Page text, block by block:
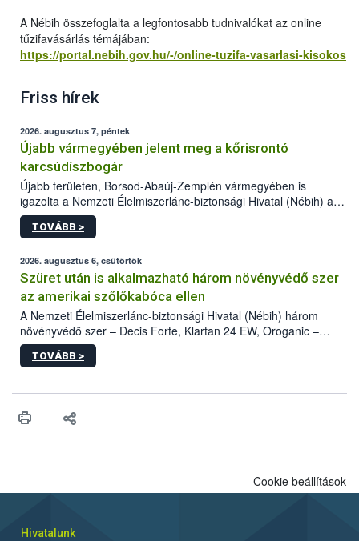
A Nébih összefoglalta a legfontosabb tudnivalókat az online
tűzifavásárlás témájában:
https://portal.nebih.gov.hu/-/online-tuzifa-vasarlasi-kisokos
Friss hírek
2026. augusztus 7, péntek
Újabb vármegyében jelent meg a kőrisrontó
karcsúdíszbogár
Újabb területen, Borsod-Abaúj-Zemplén vármegyében is
igazolta a Nemzeti Élelmiszerlánc-biztonsági Hivatal (Nébih) a
kőrisrontó karcsúdíszbogár (Agrilus planipennis) jelenlétét. A
kártevőt nem csak színcsapdában találták meg, de már fertőzött
az intenzív felderítést, emellett az intézkedéseket a szlovák
hatósággal is összehangolják a terjedés megállítása érdekében.
TOVÁBB >
2026. augusztus 6, csütörtök
Szüret után is alkalmazható három növényvédő szer
az amerikai szőlőkabóca ellen
A Nemzeti Élelmiszerlánc-biztonsági Hivatal (Nébih) három
növényvédő szer – Decis Forte, Klartan 24 EW, Oroganic –
engedélyokiratát módosította, így azok a szüretet követően,
egészen a vesszőérettség (BBCH 91) stádiumáig
érésű szőlőkben is legyen lehetőség a károsító elleni további
felhasználók számára is elérhető és ökológiai termesztésben is
TOVÁBB >
Cookie beállítások
Hivatalunk